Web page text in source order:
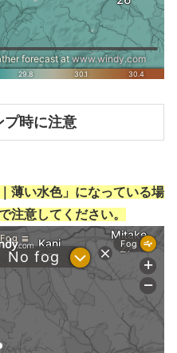
プ時に注意
薄い水色」になっている場
注意してください。